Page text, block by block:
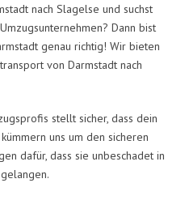
nach Slagelse und suchst
Dann bist
genau richtig! Wir bieten
von Darmstadt nach
stellt sicher, dass dein
uns um den sicheren
dafür, dass sie unbeschadet in